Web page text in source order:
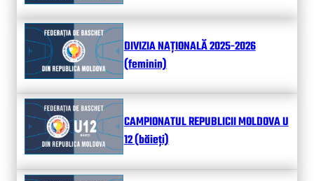
DIVIZIA NAȚIONALĂ 2025-2026
(feminin)
CAMPIONATUL REPUBLICII MOLDOVA U
12 (băieți)